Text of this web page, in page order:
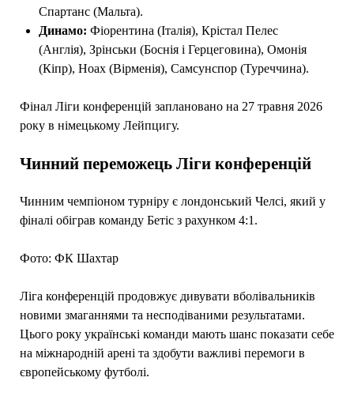
Спартанс (Мальта).
Динамо: Фіорентина (Італія), Крістал Пелес
(Англія), Зрінськи (Боснія і Герцеговина), Омонія
(Кіпр), Ноах (Вірменія), Самсунспор (Туреччина).
Фінал Ліги конференцій заплановано на 27 травня 2026
року в німецькому Лейпцигу.
Чинний переможець Ліги конференцій
Чинним чемпіоном турніру є лондонський Челсі, який у
фіналі обіграв команду Бетіс з рахунком 4:1.
Фото: ФК Шахтар
Ліга конференцій продовжує дивувати вболівальників
новими змаганнями та несподіваними результатами.
Цього року українські команди мають шанс показати себе
на міжнародній арені та здобути важливі перемоги в
європейському футболі.